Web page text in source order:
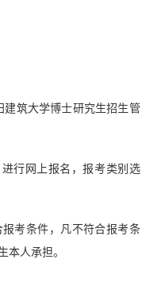
筑大学博士研究生招生管
行网上报名，报考类别选
考条件，凡不符合报考条
本人承担。